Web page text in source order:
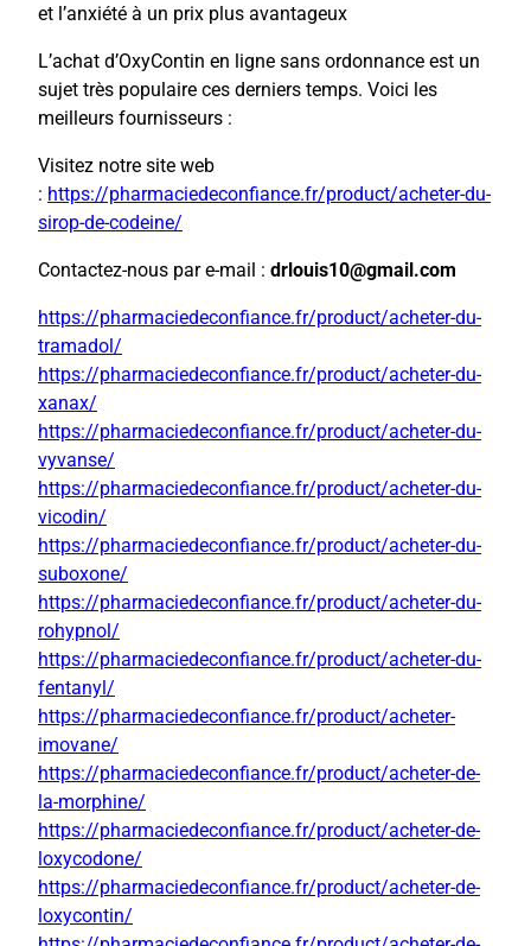
et l’anxiété à un prix plus avantageux
L’achat d’OxyContin en ligne sans ordonnance est un
sujet très populaire ces derniers temps. Voici les
meilleurs fournisseurs :
Visitez notre site web
: https://pharmaciedeconfiance.fr/product/acheter-du-
sirop-de-codeine/
Contactez-nous par e-mail : drlouis10@gmail.com
https://pharmaciedeconfiance.fr/product/acheter-du-
tramadol/
https://pharmaciedeconfiance.fr/product/acheter-du-
xanax/
https://pharmaciedeconfiance.fr/product/acheter-du-
vyvanse/
https://pharmaciedeconfiance.fr/product/acheter-du-
vicodin/
https://pharmaciedeconfiance.fr/product/acheter-du-
suboxone/
https://pharmaciedeconfiance.fr/product/acheter-du-
rohypnol/
https://pharmaciedeconfiance.fr/product/acheter-du-
fentanyl/
https://pharmaciedeconfiance.fr/product/acheter-
imovane/
https://pharmaciedeconfiance.fr/product/acheter-de-
la-morphine/
https://pharmaciedeconfiance.fr/product/acheter-de-
loxycodone/
https://pharmaciedeconfiance.fr/product/acheter-de-
loxycontin/